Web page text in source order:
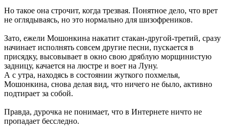
Но такое она строчит, когда трезвая. Понятное дело, что врет
не оглядываясь, но это нормально для шизофреников.
Зато, ежели Мошонкина накатит стакан-другой-третий, сразу
начинает исполнять совсем другие песни, пускается в
присядку, высовывает в окно свою дряблую морщинистую
задницу, качается на люстре и воет на Луну.
А с утра, находясь в состоянии жуткого похмелья,
Мошонкина, снова делая вид, что ничего не было, активно
подтирает за собой.
Правда, дурочка не понимает, что в Интернете ничто не
пропадает бесследно.